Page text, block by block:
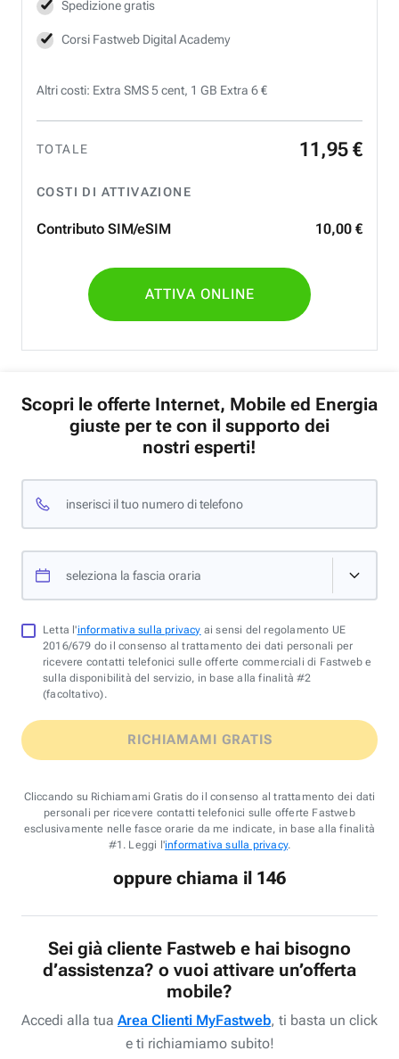
Spedizione gratis
Corsi Fastweb Digital Academy
Altri costi: Extra SMS 5 cent, 1 GB Extra 6 €
TOTALE 11 ,95 €
COSTI DI ATTIVAZIONE
Contributo SIM/eSIM 10,00 €
ATTIVA ONLINE
Scopri le offerte Internet, Mobile ed Energia
giuste per te con il supporto dei
nostri esperti!
inserisci il tuo numero di telefono
seleziona la fascia oraria
Letta l'informativa sulla privacy ai sensi del regolamento UE
2016/679 do il consenso al trattamento dei dati personali per
ricevere contatti telefonici sulle offerte commerciali di Fastweb e
sulla disponibilità del servizio, in base alla finalità #2
(facoltativo).
RICHIAMAMI GRATIS
Cliccando su Richiamami Gratis do il consenso al trattamento dei dati
personali per ricevere contatti telefonici sulle offerte Fastweb
esclusivamente nelle fasce orarie da me indicate, in base alla finalità
#1. Leggi l'informativa sulla privacy.
oppure chiama il 146
Sei già cliente Fastweb e hai bisogno
d’assistenza? o vuoi attivare un’offerta
mobile?
Accedi alla tua Area Clienti MyFastweb, ti basta un click
e ti richiamiamo subito!